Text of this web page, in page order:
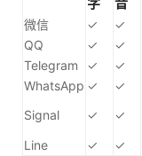
微信 ✓ ✓
QQ
✓ ✓
Telegram
✓ ✓
WhatsApp ✓ ✓
Signal
✓ ✓
Line
✓ ✓